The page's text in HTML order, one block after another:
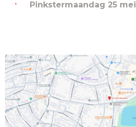
Pinkstermaandag 25 mei